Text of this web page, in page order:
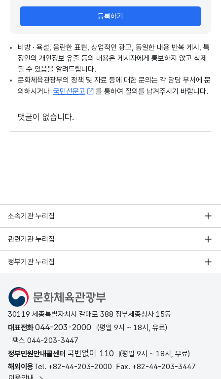
등록하기
비방 · 욕설, 음란한 표현, 상업적인 광고, 동일한 내용 반복 게시, 특
정인의 개인정보 유출 등의 내용은 게시자에게 통보하지 않고 삭제
될 수 있음을 알려드립니다.
문화체육관광부의 정책 및 자료 등에 대한 문의는 각 담당 부서에 문
의하시거나 국민신문고 를 통하여 질의를 남겨주시기 바랍니다.
댓글이 없습니다.
소속기관 누리집
관련기관 누리집
정부기관 누리집
문화체육관광부
30119 세종특별자치시 갈매로 388 정부세종청사 15동
대표전화044-203-2000
(평일 9시 ~ 18시, 유료)
팩스 044-203-3447
정부민원안내콜센터 국번없이 110
(평일 9시 ~ 18시, 무료)
해외이용Tel. +82-44-203-2000 Fax. +82-44-203-3447